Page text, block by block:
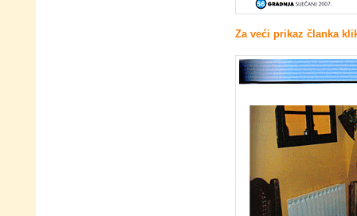
Za veći prikaz članka